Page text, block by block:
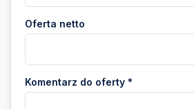
Oferta netto
Komentarz do oferty *